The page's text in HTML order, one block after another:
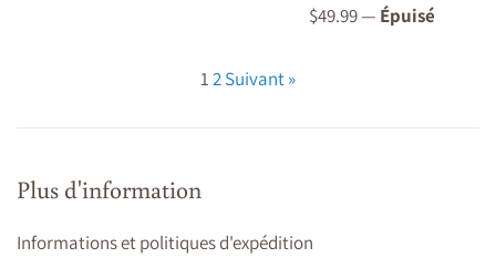
Prix
$49.99— Épuisé
12Suivant »
Plus d'information
Informations et politiques d'expédition